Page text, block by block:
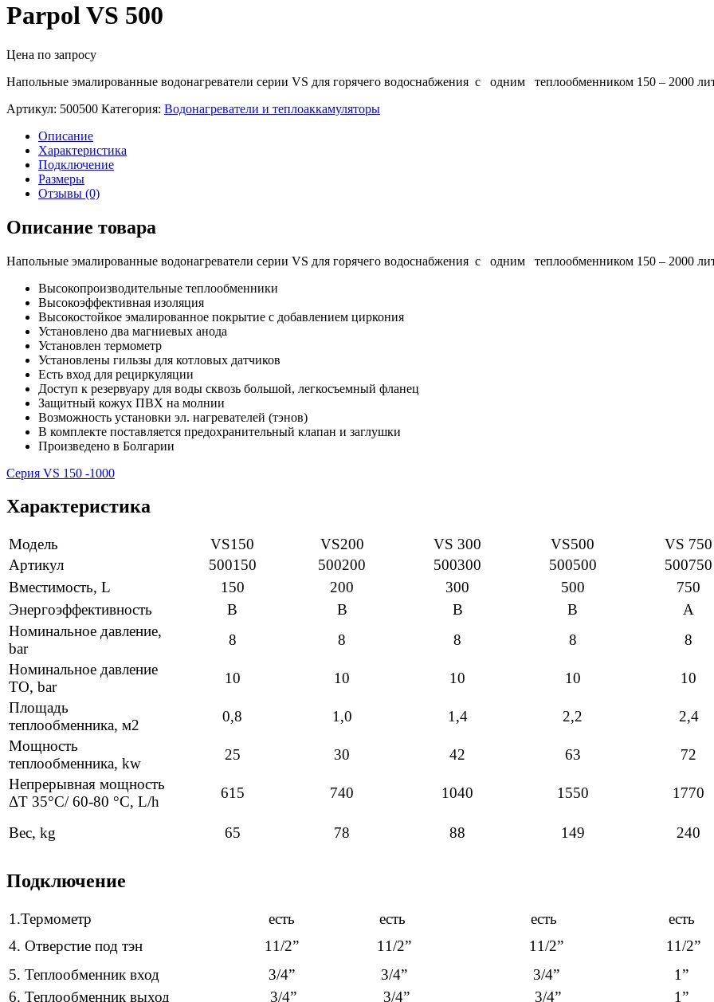
Parpol VS 500
Цена по запросу
Напольные эмалированные водонагреватели серии VS для горячего водоснабжения c одним теплообменником 150 – 2000
Артикул: 500500 Категория: Водонагреватели и теплоаккамуляторы
Описание
Характеристика
Подключение
Размеры
Отзывы (0)
Описание товара
Напольные эмалированные водонагреватели серии VS для горячего водоснабжения c одним теплообменником 150 – 2000
Высокопроизводительные теплообменники
Высокоэффективная изоляция
Высокостойкое эмалированное покрытие с добавлением циркония
Установлено два магниевых анода
Установлен термометр
Установлены гильзы для котловых датчиков
Есть вход для рециркуляции
Доступ к резервуару для воды сквозь большой, легкосъемный фланец
Защитный кожух ПВХ на молнии
Возможность установки эл. нагревателей (тэнов)
В комплекте поставляется предохранительный клапан и заглушки
Произведено в Болгарии
Серия VS 150 -1000
Характеристика
Модель VS150 VS200 VS 300 VS500 VS 750
Артикул
500150 500200 500300 500500 500750
Вместимость, L
150 200 300 500 750
Энергоэффективность
В В В В А
Номинальное давление,
bar
8 8 8 8 8
Номинальное давление
ТО, bar
10 10 10 10 10
Площадь
теплообменника, м2
0,8 1,0 1,4 2,2 2,4
Мощность
теплообменника, kw
25 30 42 63 72
Непрерывная мощность
ΔT 35°С/ 60-80 °С, L/h
615 740 1040 1550 1770
Вес, kg 65 78 88 149 240
Подключение
1.Термометр есть есть есть есть
4. Отверстие под тэн
11/2” 11/2” 11/2” 11/2”
5. Теплообменник вход
3/4” 3/4” 3/4” 1”
6. Теплообменник выход
3/4” 3/4” 3/4” 1”